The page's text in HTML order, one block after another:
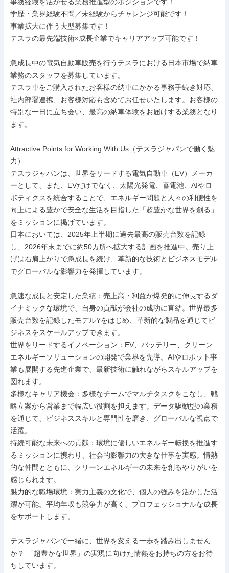
学歴・業界経験不問／未経験からチャレンジ可能です！
事業拡大に伴う大型募集です！
テスラの最先端技術×成長企業でキャリアアップ可能です！
急成長中の電気自動車販売を行うテスラにおける日本市場で納車
業務のスタッフを募集しています。
テスラ車をご購入されたお客様の納車にかかる事務手続き対応、
社内部署連携、お客様対応も含めてお任せいたします。お客様の
特別な一日に立ち会い、最高の納車体験をお届けする業務となり
ます。
Attractive Points for Working With Us（テスラジャパンで働く魅
力）
テスラジャパンは、世界をリードする電気自動車（EV）メーカ
ーとして、また、EVだけでなく、太陽光発電、蓄電池、AIやロ
ボティクスを統合することで、エネルギー問題と人々の利便性を
向上による豊かで安全な生活を目指した「超豊かな世界を創る」
をミッションに掲げています。
日本においては、2025年上半期に過去最高の販売台数を記録
し、2026年末までに約50カ所へ拡大する計画を推進中。売り上
げは右肩上がりで急成長を続け、革新的な技術とビジネスモデル
でグローバルな影響力を発揮しています。
急速な成長と安定した業績：売上高・利益が爆発的に伸長するダ
イナミックな環境で、自身の貢献が会社の成功に直結。世界最多
販売台数を記録したモデルYをはじめ、革新的な製品を通じてビ
ジネスをスケールアップできます。
世界をリードするイノベーション：EV、バッテリー、クリーン
エネルギーソリューションの開発で業界を先導。AIやロボット事
業も展開する先進企業で、最新技術に触れながらスキルアップを
図れます。
多様なキャリア機会：多様なチームでマルチタスクをこなし、戦
略立案から営業まで幅広い役割を担えます。データ駆動型の業務
を通じて、ビジネススキルと専門性を磨き、グローバルな視点で
活躍。
持続可能な未来への貢献：環境に優しいエネルギー転換を推進す
るミッションに携わり、社会的影響力の大きな仕事を実感。情熱
的な仲間とともに、クリーンエネルギーの未来を創るやりがいを
感じられます。
魅力的な職場環境：実力主義の文化で、個人の強みを活かした活
躍が可能。平均年収も競争力が高く、プロフェッショナルな成長
をサポートします。
テスラジャパンで一緒に、世界を変える一歩を踏み出しません
か？ 「超豊かな世界」の実現に向けた情熱をお持ちの方をお待
ちしています。